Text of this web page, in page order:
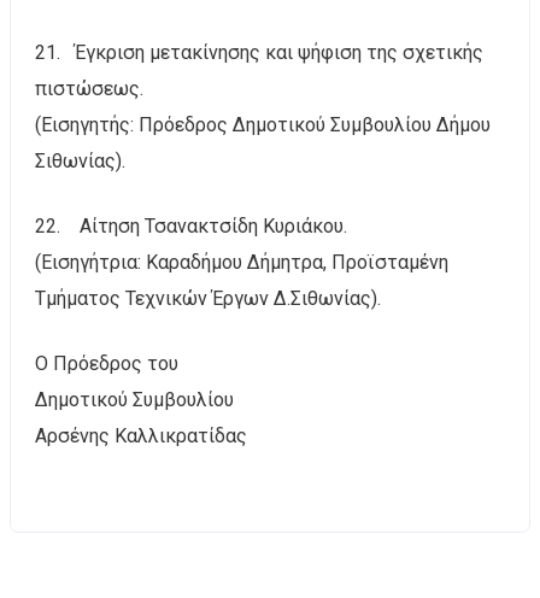
21. Έγκριση μετακίνησης και ψήφιση της σχετικής
πιστώσεως.
(Εισηγητής: Πρόεδρος Δημοτικού Συμβουλίου Δήμου
Σιθωνίας).
22. Αίτηση Τσανακτσίδη Κυριάκου.
(Εισηγήτρια: Καραδήμου Δήμητρα, Προϊσταμένη
Τμήματος Τεχνικών Έργων Δ.Σιθωνίας).
Ο Πρόεδρος του
Δημοτικού Συμβουλίου
Αρσένης Καλλικρατίδας